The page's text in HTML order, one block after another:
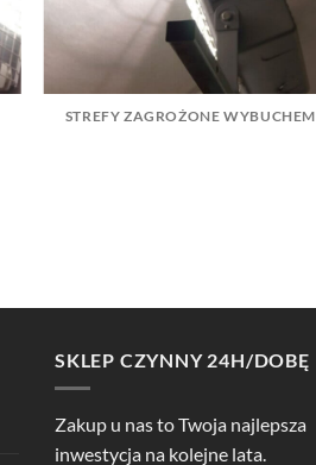
STREFY ZAGROŻONE WYBUCHEM
SKLEP CZYNNY 24H/DOBĘ
Zakup u nas to Twoja najlepsza
inwestycja na kolejne lata.